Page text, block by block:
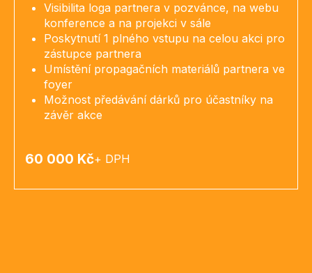
Visibilita loga partnera v pozvánce, na webu
konference a na projekci v sále
Poskytnutí 1 plného vstupu na celou akci pro
zástupce partnera
Umístění propagačních materiálů partnera ve
foyer
Možnost předávání dárků pro účastníky na
závěr akce
60 000 Kč+ DPH